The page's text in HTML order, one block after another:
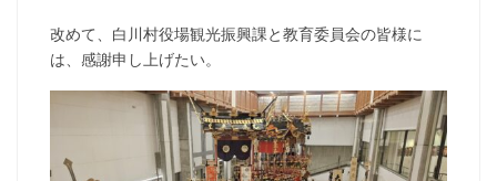
改めて、白川村役場観光振興課と教育委員会の皆様に
は、感謝申し上げたい。